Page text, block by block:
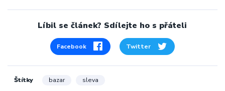
Líbil se článek? Sdílejte ho s přáteli
Facebook Twitter
Štítky bazar sleva